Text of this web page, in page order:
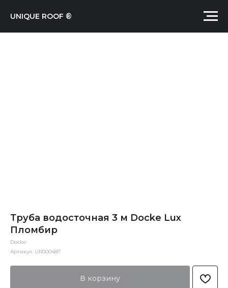
UNIQUE ROOF ®
Труба водосточная 3 м Docke Lux
Пломбир
Docke
Артикул: UR000487
В корзину